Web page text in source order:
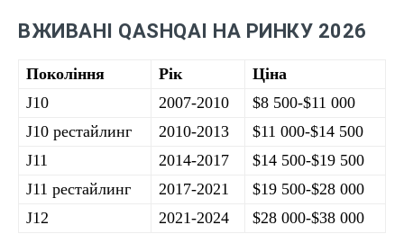
ВЖИВАНІ QASHQAI НА РИНКУ 2026
Покоління Рік
Ціна
J10
2007-2010
$8 500-$11 000
J10 рестайлинг
2010-2013
$11 000-$14 500
J11
2014-2017
$14 500-$19 500
J11 рестайлинг
2017-2021
$19 500-$28 000
J12
2021-2024 $28 000-$38 000